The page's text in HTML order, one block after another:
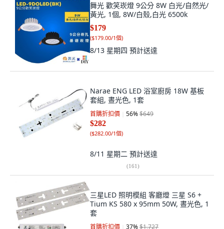
舞光 歡笑崁燈 9公分 8W 白光/自然光/
黃光, 1個, 8W/白殼,白光 6500k
$179
($179.00/1個)
8/13 星期四 預計送達
Narae ENG LED 浴室廚房 18W 基板
套組, 晝光色, 1套
首購折扣價 56%$649
$282
($282.00/1個)
8/11 星期二 預計送達
(161)
三星LED 照明模組 客廳燈 三星 S6 +
Tium KS 580 x 95mm 50W, 晝光色, 1
套
首購折扣價 37%$1,727